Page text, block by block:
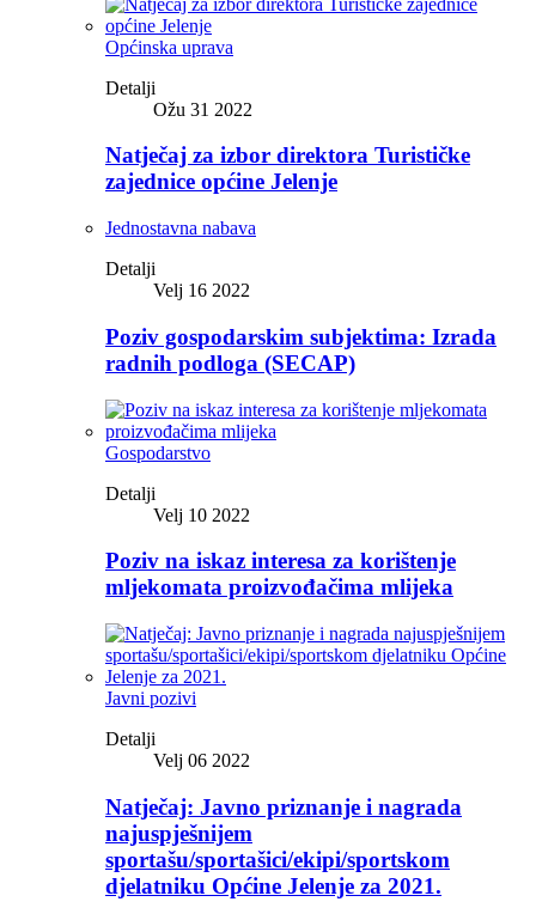
Općinska uprava
Detalji
Ožu 31 2022
Natječaj za izbor direktora Turističke
zajednice općine Jelenje
Jednostavna nabava
Detalji
Velj 16 2022
Poziv gospodarskim subjektima: Izrada
radnih podloga (SECAP)
Gospodarstvo
Detalji
Velj 10 2022
Poziv na iskaz interesa za korištenje
mljekomata proizvođačima mlijeka
Javni pozivi
Detalji
Velj 06 2022
Natječaj: Javno priznanje i nagrada
najuspješnijem
sportašu/sportašici/ekipi/sportskom
djelatniku Općine Jelenje za 2021.